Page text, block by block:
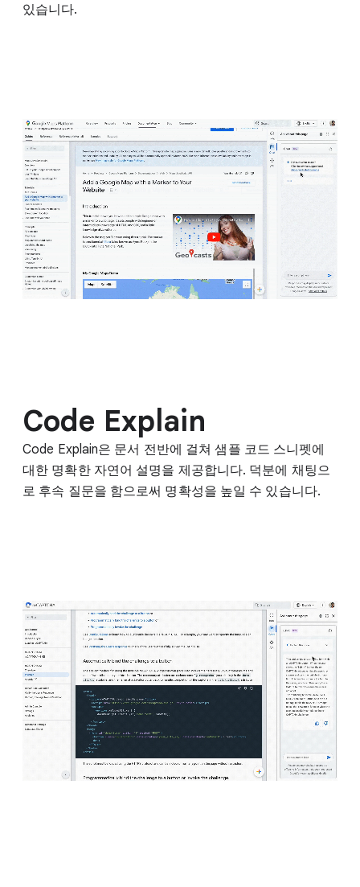
있습니다.
Code Explain
Code Explain은 문서 전반에 걸쳐 샘플 코드 스니펫에
대한 명확한 자연어 설명을 제공합니다. 덕분에 채팅으
로 후속 질문을 함으로써 명확성을 높일 수 있습니다.